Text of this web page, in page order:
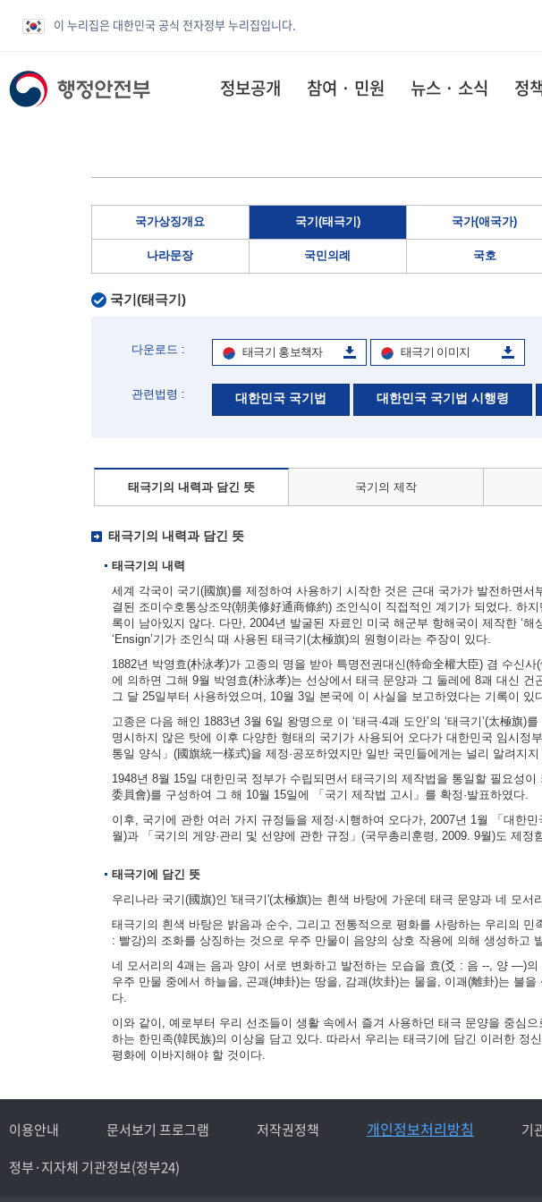
이 누리집은 대한민국 공식 전자정부 누리집입니다.
정보공개 참여 · 민원 뉴스 · 소식 정
국가상징개요 국기(태극기) 국가(애국가)
나라문장 국민의례 국호
국기(태극기)
다운로드 : 태극기 홍보책자 태극기 이미지
관련법령 : 대한민국 국기법 대한민국 국기법 시행령
태극기의 내력과 담긴 뜻 국기의 제작
태극기의 내력과 담긴 뜻
태극기의 내력
세계 각국이 국기(國旗)를 제정하여 사용하기 시작한 것은 근대 국가가 발전하면
결된 조미수호통상조약(朝美修好通商條約) 조인식이 직접적인 계기가 되었다. 하
록이 남아있지 않다. 다만, 2004년 발굴된 자료인 미국 해군부 항해국이 제작한 ‘
‘Ensign’기가 조인식 때 사용된 태극기(太極旗)의 원형이라는 주장이 있다.
1882년 박영효(朴泳孝)가 고종의 명을 받아 특명전권대신(特命全權大臣) 겸 수신
에 의하면 그해 9월 박영효(朴泳孝)는 선상에서 태극 문양과 그 둘레에 8괘 대신 건
그 달 25일부터 사용하였으며, 10월 3일 본국에 이 사실을 보고하였다는 기록이 있
고종은 다음 해인 1883년 3월 6일 왕명으로 이 ‘태극·4괘 도안’의 ‘태극기’(太極旗
명시하지 않은 탓에 이후 다양한 형태의 국기가 사용되어 오다가 대한민국 임시정
통일 양식」(國旗統一樣式)을 제정·공포하였지만 일반 국민들에게는 널리 알려지
1948년 8월 15일 대한민국 정부가 수립되면서 태극기의 제작법을 통일할 필요성
委員會)를 구성하여 그 해 10월 15일에 「국기 제작법 고시」를 확정·발표하였다.
이후, 국기에 관한 여러 가지 규정들을 제정·시행하여 오다가, 2007년 1월 「대한
월)과 「국기의 게양·관리 및 선양에 관한 규정」(국무총리훈령, 2009. 9월)도 제
태극기에 담긴 뜻
우리나라 국기(國旗)인 '태극기'(太極旗)는 흰색 바탕에 가운데 태극 문양과 네 모
태극기의 흰색 바탕은 밝음과 순수, 그리고 전통적으로 평화를 사랑하는 우리의
: 빨강)의 조화를 상징하는 것으로 우주 만물이 음양의 상호 작용에 의해 생성하고
네 모서리의 4괘는 음과 양이 서로 변화하고 발전하는 모습을 효(爻 : 음 --, 양 ―)
우주 만물 중에서 하늘을, 곤괘(坤卦)는 땅을, 감괘(坎卦)는 물을, 이괘(離卦)는 불
다.
이와 같이, 예로부터 우리 선조들이 생활 속에서 즐겨 사용하던 태극 문양을 중심
하는 한민족(韓民族)의 이상을 담고 있다. 따라서 우리는 태극기에 담긴 이러한 정
평화에 이바지해야 할 것이다.
이용안내 문서보기 프로그램 저작권정책 개인정보처리방침
기
정부·지자체 기관정보(정부24)